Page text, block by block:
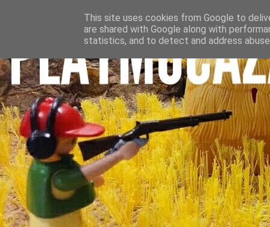
This site uses cookies from Google to
are shared with Google along with
statistics, and to detect and address